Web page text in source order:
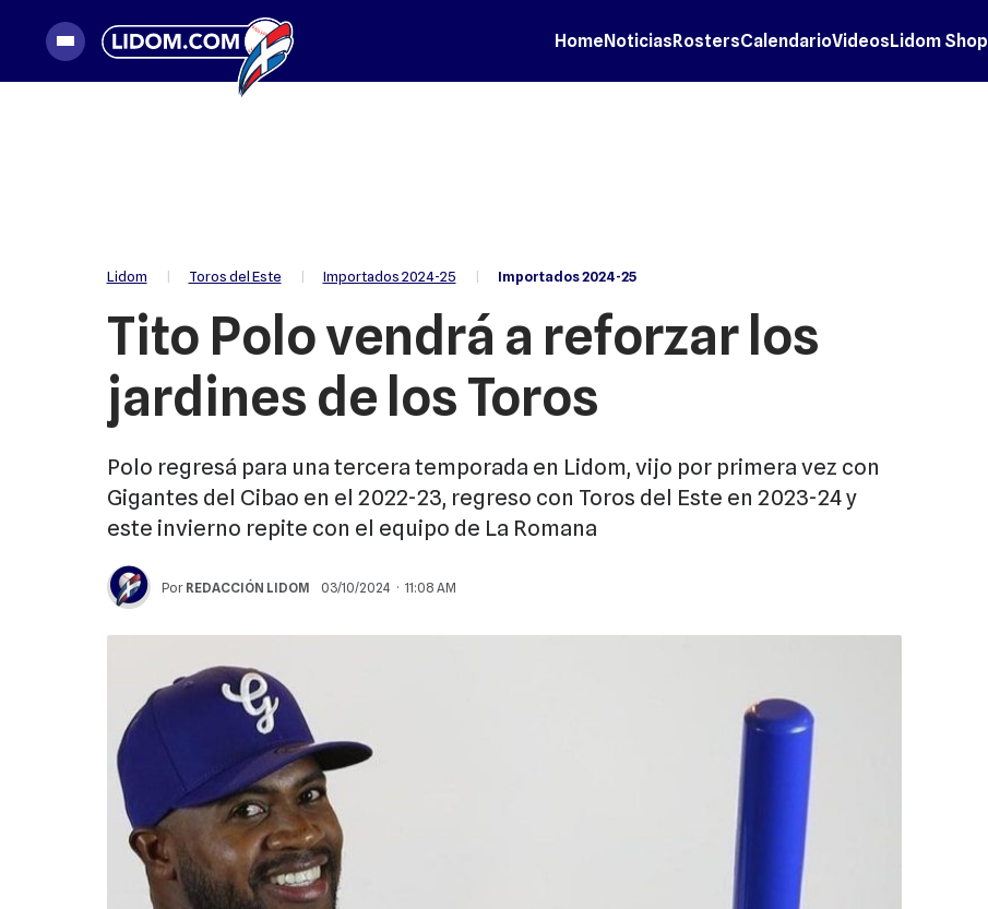
HomeNoticiasRostersCalendarioVideosLidom Shop
Lidom | Toros del Este | Importados 2024-25 | Importados 2024-25
Tito Polo vendrá a reforzar los
jardines de los Toros
Polo regresá para una tercera temporada en Lidom, vijo por primera vez con
Gigantes del Cibao en el 2022-23, regreso con Toros del Este en 2023-24 y
este invierno repite con el equipo de La Romana
Por REDACCIÓN LIDOM 03/10/2024 · 11:08 AM